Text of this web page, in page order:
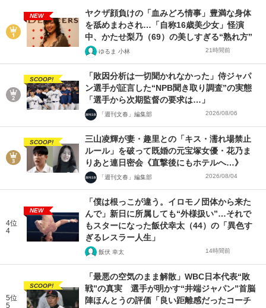
NEW
ヤクザ顔負けの「血みどろ情事」豊満な身体
を舐めまわされ…「自称16歳美少女」怪演
中、かたせ梨乃（69）の美しすぎる“熟れ方”
ゆるま 小林 21時間前
SCOOP!
「敗因分析は一切聞かれなかった」侍ジャパ
ン選手が証言した“NPB聞き取り調査”の実態
「選手から次期監督の要求は…」
「週刊文春」編集部 2026/08/06
SCOOP!
三山凌輝が妻・趣里との「キス・濡れ場禁止
ルール」を破って既婚の元宝塚女優・花乃ま
りあと連日密会《直撃後にもホテルへ…》
「週刊文春」編集部 2026/08/04
4位
4
NEW
「僕は根っこが違う。イロモノ団体から来た
んで」新日に所属しても“外様扱い”…それで
もスターになった飯伏幸太（44）の「異色す
ぎるレスラー人生」
飯伏 幸太 14時間前
5位
5
SCOOP!
「最悪の空気のまま解散」WBC日本代表“敗
戦”の真実 選手が明かす“井端ジャパン”首脳
陣ほんとうの評価「良い距離感だったコーチ